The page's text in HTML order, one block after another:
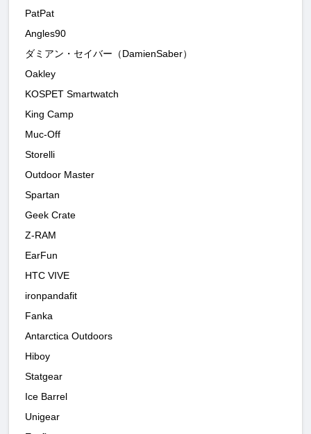
PatPat
Angles90
ダミアン・セイバー（DamienSaber）
Oakley
KOSPET Smartwatch
King Camp
Muc-Off
Storelli
Outdoor Master
Spartan
Geek Crate
Z-RAM
EarFun
HTC VIVE
ironpandafit
Fanka
Antarctica Outdoors
Hiboy
Statgear
Ice Barrel
Unigear